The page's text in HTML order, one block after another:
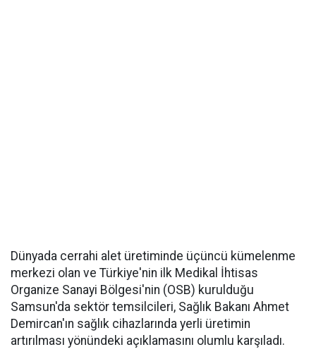
Dünyada cerrahi alet üretiminde üçüncü kümelenme
merkezi olan ve Türkiye'nin ilk Medikal İhtisas
Organize Sanayi Bölgesi'nin (OSB) kurulduğu
Samsun'da sektör temsilcileri, Sağlık Bakanı Ahmet
Demircan'ın sağlık cihazlarında yerli üretimin
artırılması yönündeki açıklamasını olumlu karşıladı.